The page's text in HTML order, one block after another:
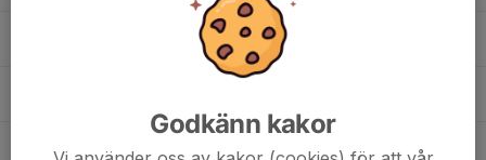
Pontus Sundkvist
Godkänn kakor